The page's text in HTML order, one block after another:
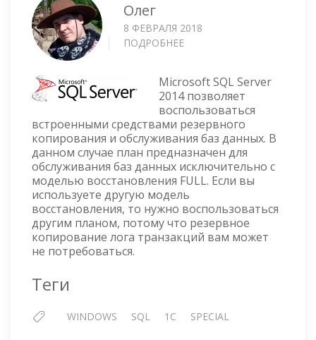
Олег
8 ФЕВРАЛЯ 2018
ПОДРОБНЕЕ
—
РЕЗЕРВНОЕ
КОПИРОВАНИЕ
И
ОБСЛУЖИВАНИЕ
БАЗ
ДАННЫХ
В
MICROSOFT
SQL
SERVER
Microsoft SQL Server
2014 позволяет
воспользоваться
встроенными средствами резервного
копирования и обслуживания баз данных. В
данном случае план предназначен для
обслуживания баз данных исключительно с
моделью восстановления FULL. Если вы
используете другую модель
восстановления, то нужно воспользоваться
другим планом, потому что резервное
копирование лога транзакций вам может
не потребоваться.
Теги
WINDOWS SQL 1C SPECIAL